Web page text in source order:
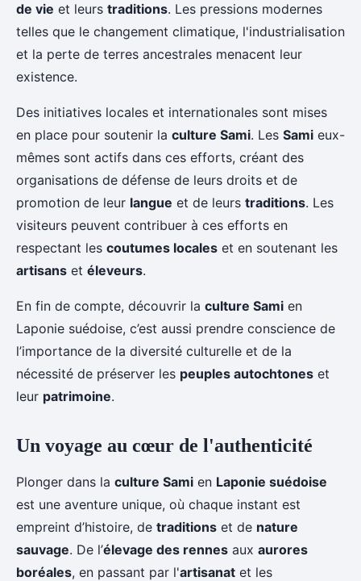
de vie et leurs traditions. Les pressions modernes
telles que le changement climatique, l'industrialisation
et la perte de terres ancestrales menacent leur
existence.
Des initiatives locales et internationales sont mises
en place pour soutenir la culture Sami. Les Sami eux-
mêmes sont actifs dans ces efforts, créant des
organisations de défense de leurs droits et de
promotion de leur langue et de leurs traditions. Les
visiteurs peuvent contribuer à ces efforts en
respectant les coutumes locales et en soutenant les
artisans et éleveurs.
En fin de compte, découvrir la culture Sami en
Laponie suédoise, c’est aussi prendre conscience de
l’importance de la diversité culturelle et de la
nécessité de préserver les peuples autochtones et
leur patrimoine.
Un voyage au cœur de l'authenticité
Plonger dans la culture Sami en Laponie suédoise
est une aventure unique, où chaque instant est
empreint d’histoire, de traditions et de nature
sauvage. De l’élevage des rennes aux aurores
boréales, en passant par l'artisanat et les